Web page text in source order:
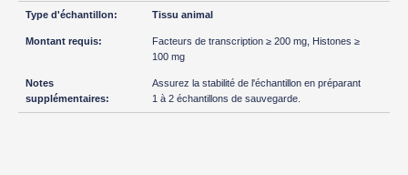
Tissu animal
Facteurs de transcription ≥ 200 mg, Histones ≥
100 mg
Assurez la stabilité de l'échantillon en préparant
1 à 2 échantillons de sauvegarde.